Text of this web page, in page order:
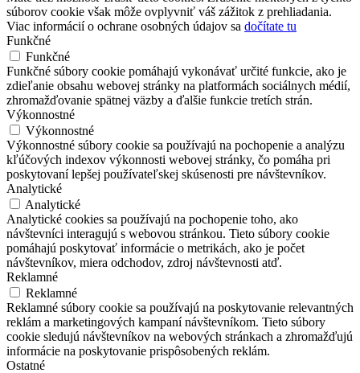
súborov cookie však môže ovplyvniť váš zážitok z prehliadania.
Viac informácií o ochrane osobných údajov sa dočítate tu
Funkčné
Funkčné
Funkčné súbory cookie pomáhajú vykonávať určité funkcie, ako je
zdieľanie obsahu webovej stránky na platformách sociálnych médií,
zhromažďovanie spätnej väzby a ďalšie funkcie tretích strán.
Výkonnostné
Výkonnostné
Výkonnostné súbory cookie sa používajú na pochopenie a analýzu
kľúčových indexov výkonnosti webovej stránky, čo pomáha pri
poskytovaní lepšej používateľskej skúsenosti pre návštevníkov.
Analytické
Analytické
Analytické cookies sa používajú na pochopenie toho, ako
návštevníci interagujú s webovou stránkou. Tieto súbory cookie
pomáhajú poskytovať informácie o metrikách, ako je počet
návštevníkov, miera odchodov, zdroj návštevnosti atď.
Reklamné
Reklamné
Reklamné súbory cookie sa používajú na poskytovanie relevantných
reklám a marketingových kampaní návštevníkom. Tieto súbory
cookie sledujú návštevníkov na webových stránkach a zhromažďujú
informácie na poskytovanie prispôsobených reklám.
Ostatné